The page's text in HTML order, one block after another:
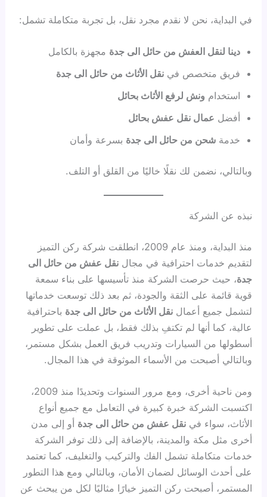
في البداية، نحن لا نقدم مجرد نقل، بل تجربة متكاملة تشمل:
دينا لنقل العفش من حائل الى جدة مجهزة بالكامل
فريق متخصص فينقل الأثاث من حائل الى جدة
استخدام ونش لرفع الأثاث بحائل
أفضل عمال نقل عفش بحائل
خدمةشحن من حائل الى جدة بسرعة وأمان
وبالتالي، نضمن لك نقلًا خاليًا من القلق أو التلف.
نبذه عن الشركة
منذ البداية، ومنذ عام 2009، انطلقت شركة ركن التميز
لتقديم خدمات احترافية في مجالنقل عفش من حائل الى
جدة، حيث حرصت الشركة منذ تأسيسها على بناء سمعة
قوية قائمة على الثقة والجودة، ثم بعد ذلك توسعت خدماتها
لتشمل جميع أعمالنقل الأثاث من حائل الى جدة باحترافية
عالية، كما أنها لم تكتفِ بذلك فقط، بل عملت على تطوير
أسطولها من السيارات وتدريب فريق العمل بشكل مستمر،
وبالتالي أصبحت من الأسماء الموثوقة في هذا المجال.
ومن ناحية أخرى، ومع مرور السنوات وتحديدًا منذ 2009،
اكتسبت الشركة خبرة كبيرة في التعامل مع جميع أنواع
الأثاث، سواء فينقل عفش من حائل الى جدة أو إلى مدن
أخرى مثل مكة والمدينة، بالإضافة إلى ذلك توفر الشركة
خدمات متكاملة تشمل الفك والتركيب والتغليف، كما تعتمد
على أحدث الوسائل لضمان الأمان، وبالتالي ومع هذا التطور
المستمر، أصبحت ركن التميز خيارًا مثاليًا لكل من يبحث عن